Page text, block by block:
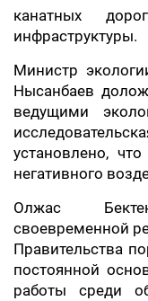
канатных
инфраструктуры.
Министр
Нысанбаев
ведущими
установлено,
негативного
Олжас
своевременной
Правительства
постоянной
работы среди